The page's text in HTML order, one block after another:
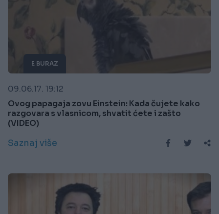
E BURAZ
09.06.17. 19:12
Ovog papagaja zovu Einstein: Kada čujete kako
razgovara s vlasnicom, shvatit ćete i zašto
(VIDEO)
Saznaj više